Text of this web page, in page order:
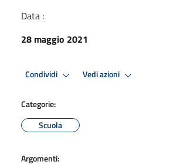
Data :
28 maggio 2021
Condividi Vedi azioni
Categorie:
Scuola
Argomenti: